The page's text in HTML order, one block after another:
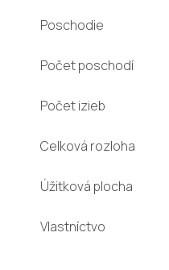
Poschodie
Počet poschodí
Počet izieb
Celková rozloha
Úžitková plocha
Vlastníctvo